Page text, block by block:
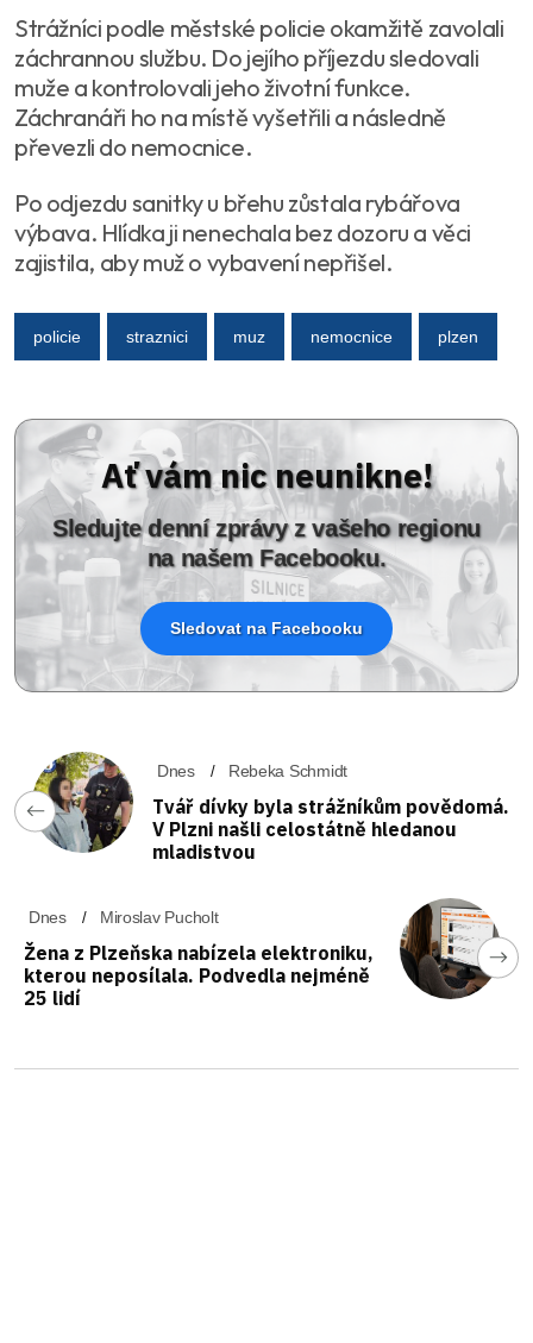
Strážníci podle městské policie okamžitě zavolali
záchrannou službu. Do jejího příjezdu sledovali
muže a kontrolovali jeho životní funkce.
Záchranáři ho na místě vyšetřili a následně
převezli do nemocnice.
Po odjezdu sanitky u břehu zůstala rybářova
výbava. Hlídka ji nenechala bez dozoru a věci
zajistila, aby muž o vybavení nepřišel.
policie straznici muz nemocnice plzen
Ať vám nic neunikne!
Sledujte denní zprávy z vašeho regionu
na našem Facebooku.
Sledovat na Facebooku
Dnes Rebeka Schmidt
Tvář dívky byla strážníkům povědomá.
V Plzni našli celostátně hledanou
mladistvou
Dnes Miroslav Pucholt
Žena z Plzeňska nabízela elektroniku,
kterou neposílala. Podvedla nejméně
25 lidí